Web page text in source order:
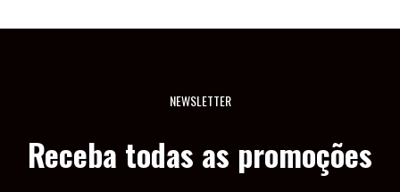
NEWSLETTER
Receba todas as promoções